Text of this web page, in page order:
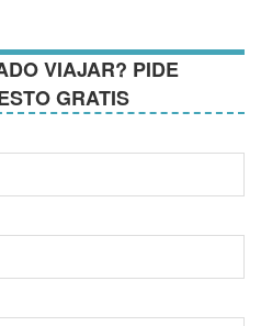
VIAJAR? PIDE
GRATIS